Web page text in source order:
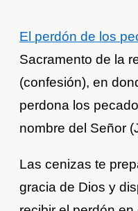
El perdón de los
Sacramento de la
(confesión), en
perdona los
nombre del Señor
Las cenizas te
gracia de Dios y